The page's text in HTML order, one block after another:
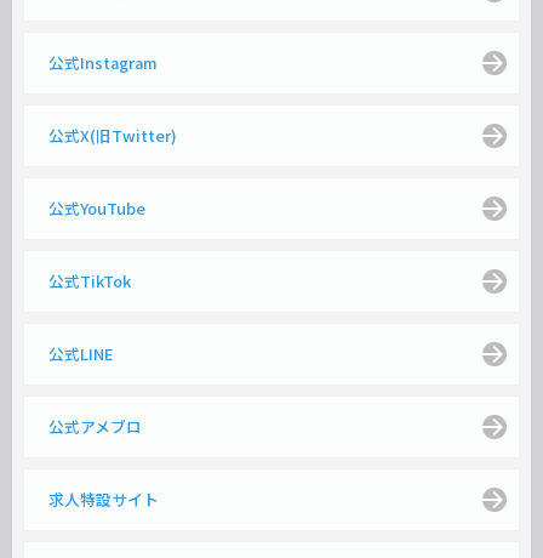
公式Instagram
公式X(旧Twitter)
公式YouTube
公式TikTok
公式LINE
公式アメブロ
求人特設サイト